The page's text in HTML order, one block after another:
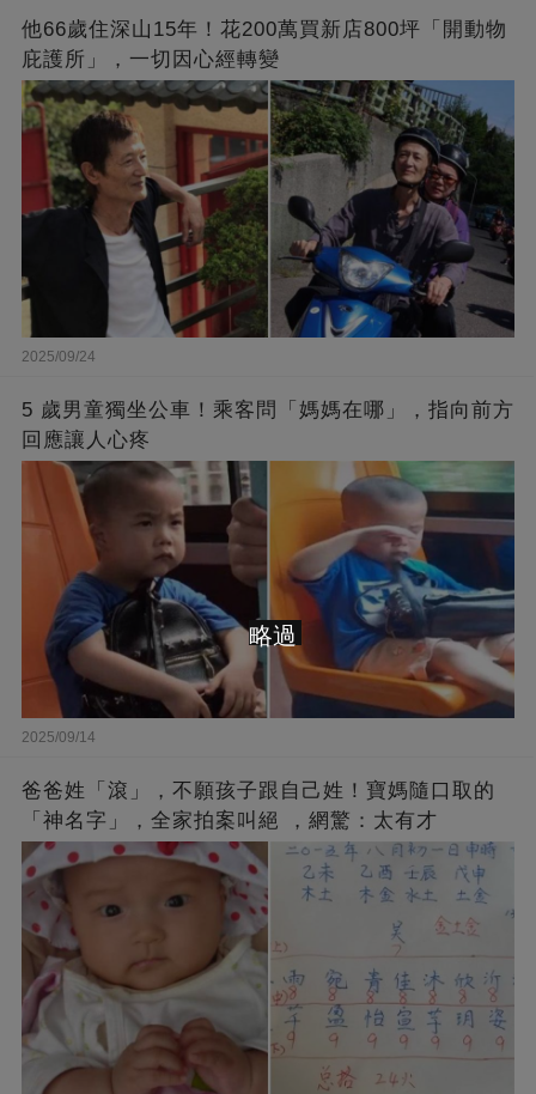
他66歲住深山15年！花200萬買新店800坪「開動物
庇護所」，一切因心經轉變
2025/09/24
5 歲男童獨坐公車！乘客問「媽媽在哪」，指向前方
回應讓人心疼
2025/09/14
爸爸姓「滾」，不願孩子跟自己姓！寶媽隨口取的
「神名字」，全家拍案叫絕 ，網驚：太有才
略過